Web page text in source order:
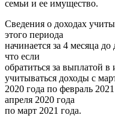
семьи и ее имущество.
Сведения о доходах
этого периода
начинается за 4 месяца
что если
обратиться за выплатой
учитываться доходы с
2020 года по февраль
апреля 2020 года
по март 2021 года.